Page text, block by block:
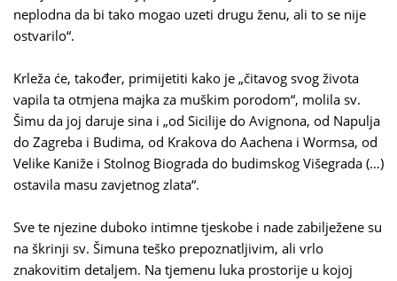
neplodna da bi tako mogao uzeti drugu ženu, ali to se nije
ostvarilo“.
Krleža će, također, primijetiti kako je „čitavog svog života
vapila ta otmjena majka za muškim porodom“, molila sv.
Šimu da joj daruje sina i „od Sicilije do Avignona, od Napulja
do Zagreba i Budima, od Krakova do Aachena i Wormsa, od
Velike Kaniže i Stolnog Biograda do budimskog Višegrada (…)
ostavila masu zavjetnog zlata“.
Sve te njezine duboko intimne tjeskobe i nade zabilježene su
na škrinji sv. Šimuna teško prepoznatljivim, ali vrlo
znakovitim detaljem. Na tjemenu luka prostorije u kojoj